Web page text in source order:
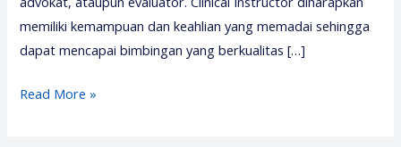
memiliki kemampuan dan keahlian yang memadai sehingga
dapat mencapai bimbingan yang berkualitas […]
Pelatihan
Read More »